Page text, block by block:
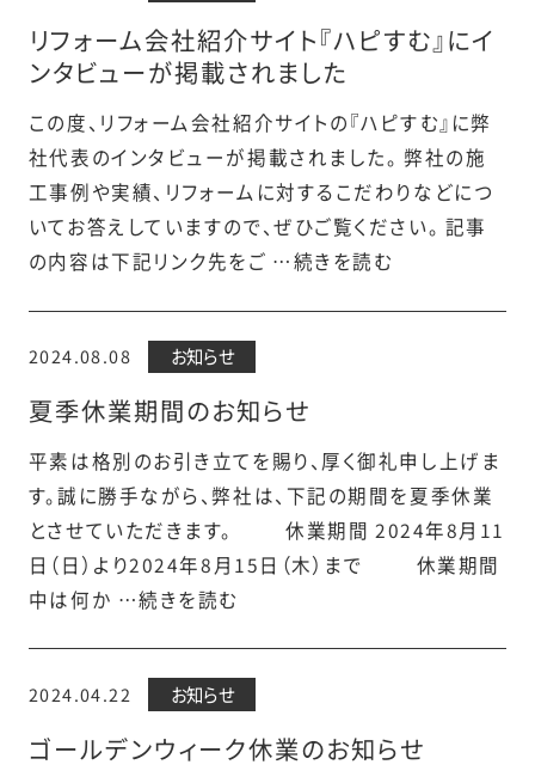
リフォーム会社紹介サイト『ハピすむ』にイ
ンタビューが掲載されました
この度、リフォーム会社紹介サイトの『ハピすむ』に弊
社代表のインタビューが掲載されました。 弊社の施
工事例や実績、リフォームに対するこだわりなどにつ
いてお答えしていますので、ぜひご覧ください。 記事
の内容は下記リンク先をご …続きを読む
2024.08.08 お知らせ
夏季休業期間のお知らせ
平素は格別のお引き立てを賜り、厚く御礼申し上げま
す。誠に勝手ながら、弊社は、下記の期間を夏季休業
とさせていただきます。 休業期間 2024年8月11
日（日）より2024年8月15日（木）まで 休業期間
中は何か …続きを読む
2024.04.22 お知らせ
ゴールデンウィーク休業のお知らせ